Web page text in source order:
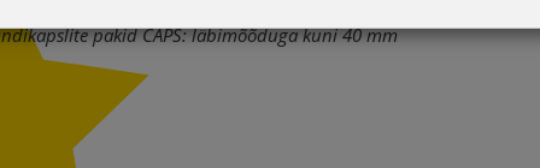
pakid CAPS: läbimõõduga kuni 40 mm